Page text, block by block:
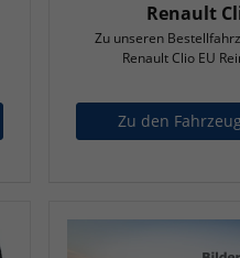
Renault
Zu unseren
Renault Clio EU
Zu den